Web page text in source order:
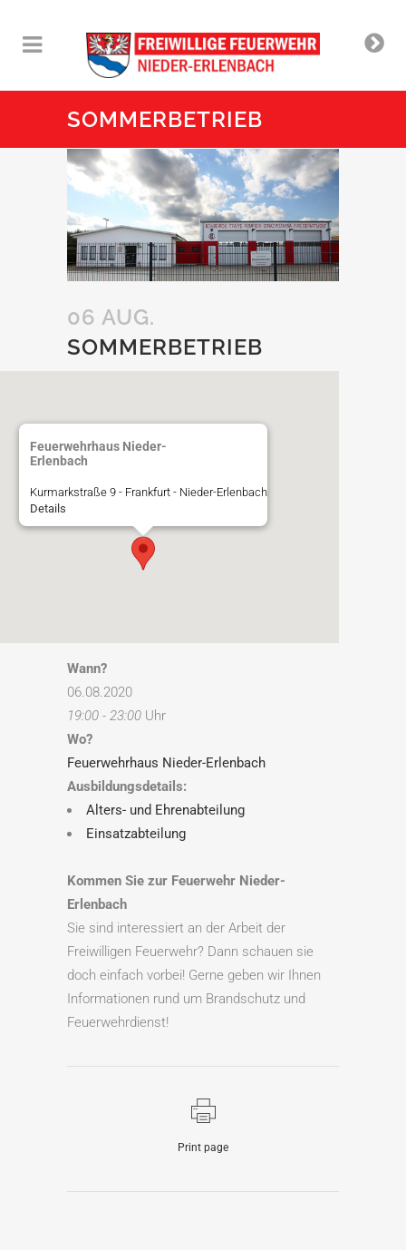
SOMMERBETRIEB
06 AUG.
SOMMERBETRIEB
Feuerwehrhaus Nieder-
Erlenbach
Kurmarkstraße 9 - Frankfurt - Nieder-Erlenbach
Details
Wann?
06.08.2020
19:00 - 23:00 Uhr
Wo?
Feuerwehrhaus Nieder-Erlenbach
Ausbildungsdetails:
Alters- und Ehrenabteilung
Einsatzabteilung
Kommen Sie zur Feuerwehr Nieder-
Erlenbach
Sie sind interessiert an der Arbeit der
Freiwilligen Feuerwehr? Dann schauen sie
doch einfach vorbei! Gerne geben wir Ihnen
Informationen rund um Brandschutz und
Feuerwehrdienst!
Print page